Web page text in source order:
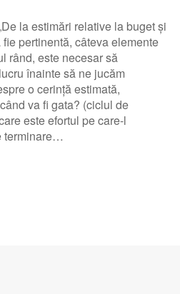
la estimări relative la buget și
pertinentă, câteva elemente
rând, este necesar să
înainte să ne jucăm
o cerință estimată,
va fi gata? (ciclul de
este efortul pe care-l
terminare…